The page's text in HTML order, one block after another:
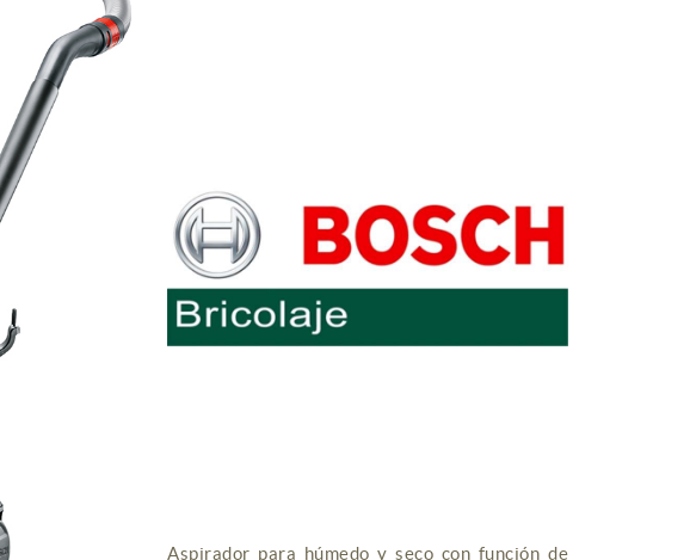
Aspirador para húmedo y seco con función de